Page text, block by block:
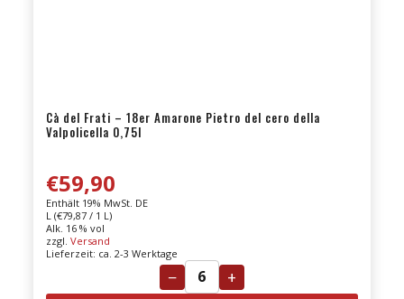
Cà del Frati – 18er Amarone Pietro del cero della
Valpolicella 0,75l
€59,90
Enthält 19% MwSt. DE
L (€79,87/ 1 L)
Alk. 16 % vol
zzgl. Versand
Lieferzeit: ca. 2-3 Werktage
−
Cà +